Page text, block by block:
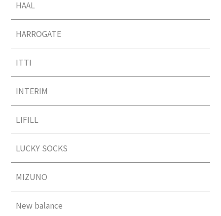
HAAL
HARROGATE
ITTI
INTERIM
LIFILL
LUCKY SOCKS
MIZUNO
New balance